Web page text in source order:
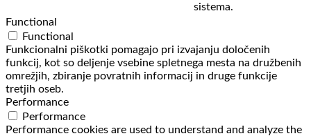
sistema.
Functional
Functional
Funkcionalni piškotki pomagajo pri izvajanju določenih
funkcij, kot so deljenje vsebine spletnega mesta na družbenih
omrežjih, zbiranje povratnih informacij in druge funkcije
tretjih oseb.
Performance
Performance
Performance cookies are used to understand and analyze the